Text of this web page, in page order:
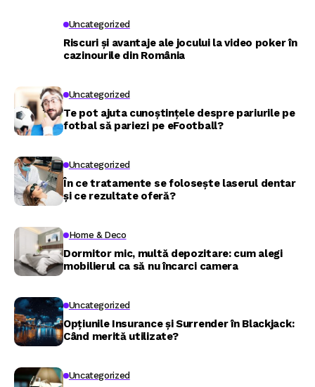
Uncategorized
Riscuri și avantaje ale jocului la video poker în
cazinourile din România
Uncategorized
Te pot ajuta cunoștințele despre pariurile pe
fotbal să pariezi pe eFootball?
Uncategorized
În ce tratamente se folosește laserul dentar
și ce rezultate oferă?
Home & Deco
Dormitor mic, multă depozitare: cum alegi
mobilierul ca să nu încarci camera
Uncategorized
Opțiunile Insurance și Surrender în Blackjack:
Când merită utilizate?
Uncategorized